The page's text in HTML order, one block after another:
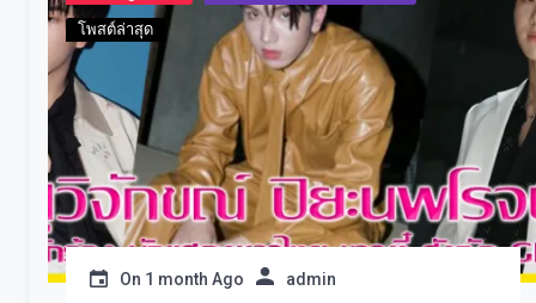
โพสต์ล่าสุด
On 1 month Ago admin